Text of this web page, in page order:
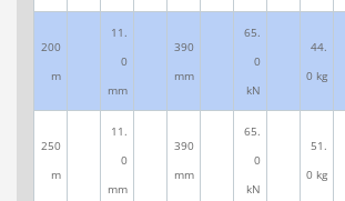
200
m
11.
0
mm
390
mm
65.
0
kN
44.
0 kg
250
m
11.
0
mm
390
mm
65.
0
kN
51.
0 kg